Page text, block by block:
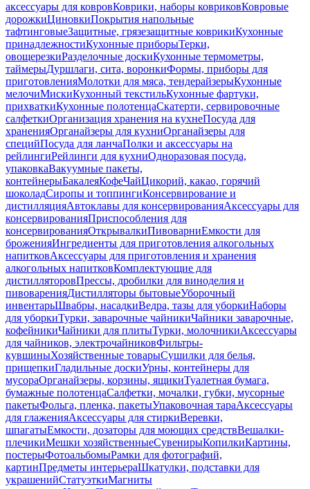
аксессуары для ковровКоврики, наборы ковриковКовровые
дорожкиЦиновкиПокрытия напольные
тафтинговыеЗащитные, грязезащитные коврикиКухонные
принадлежностиКухонные приборыТерки,
овощерезкиРазделочные доскиКухонные термометры,
таймерыДуршлаги, сита, воронкиФормы, приборы для
приготовленияМолотки для мяса, тендерайзерыКухонные
мелочиМискиКухонный текстильКухонные фартуки,
прихваткиКухонные полотенцаСкатерти, сервировочные
салфеткиОрганизация хранения на кухнеПосуда для
храненияОрганайзеры для кухниОрганайзеры для
специйПосуда для ланчаПолки и аксессуары на
рейлингиРейлинги для кухниОдноразовая посуда,
упаковкаВакуумные пакеты,
контейнерыБакалеяКофеЧайЦикорий, какао, горячий
шоколадСиропы и топпингиКонсервирование и
дистилляцияАвтоклавы для консервированияАксессуары для
консервированияПриспособления для
консервированияОткрывалкиПивоварниЕмкости для
броженияИнгредиенты для приготовления алкогольных
напитковАксессуары для приготовления и хранения
алкогольных напитковКомплектующие для
дистилляторовПрессы, дробилки для виноделия и
пивоваренияДистилляторы бытовыеУборочный
инвентарьШвабры, насадкиВедра, тазы для уборкиНаборы
для уборкиТурки, заварочные чайникиЧайники заварочные,
кофейникиЧайники для плитыТурки, молочникиАксессуары
для чайников, электрочайниковФильтры-
кувшиныХозяйственные товарыСушилки для белья,
прищепкиГладильные доскиУрны, контейнеры для
мусораОрганайзеры, корзины, ящикиТуалетная бумага,
бумажные полотенцаСалфетки, мочалки, губки, мусорные
пакетыФольга, пленка, пакетыУпаковочная тараАксессуары
для глаженияАксессуары для стиркиВеревки,
шпагатыЕмкости, дозаторы для моющих средствВешалки-
плечикиМешки хозяйственныеСувенирыКопилкиКартины,
постерыФотоальбомыРамки для фотографий,
картинПредметы интерьераШкатулки, подставки для
украшенийСтатуэткиМагниты